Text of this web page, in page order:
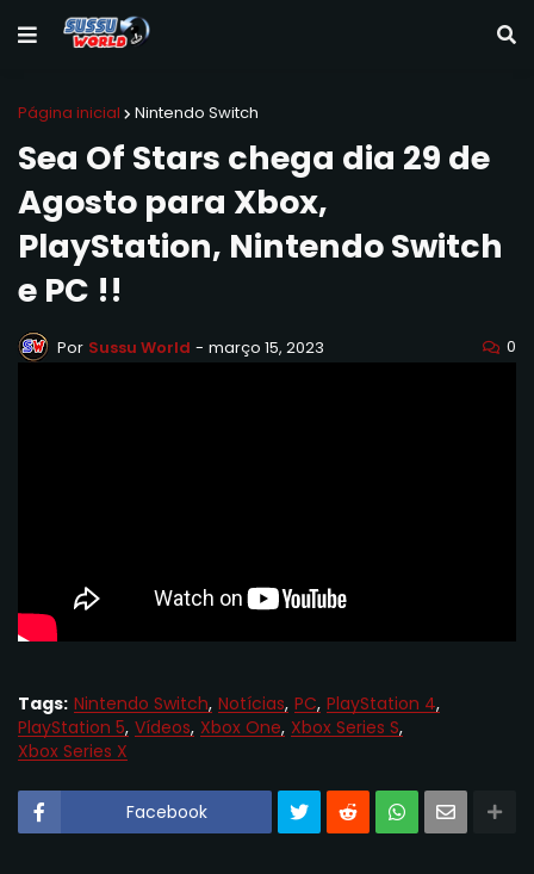
Página inicial Nintendo Switch
Sea Of Stars chega dia 29 de
Agosto para Xbox,
PlayStation, Nintendo Switch
e PC !!
Por Sussu World - março 15, 2023 0
Tags: Nintendo Switch Notícias PC PlayStation 4
PlayStation 5 Vídeos Xbox One Xbox Series S
Xbox Series X
Facebook